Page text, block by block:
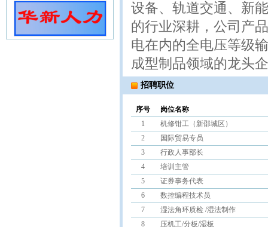
设备、轨道交通、新
的行业深耕，公司产
电在内的全电压等级
成型制品领域的龙头
招聘职位
序号
岗位名称
1
机修钳工（新邵城区）
2
国际贸易专员
3
行政人事部长
4
培训主管
5
证券事务代表
6
数控编程技术员
7
湿法角环质检 /湿法制作
8
压机工/分板/湿板